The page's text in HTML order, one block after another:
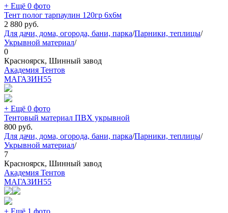
+ Ещё 0 фото
Тент полог тарпаулин 120гр 6х6м
2 880 руб.
Для дачи, дома, огорода, бани, парка/Парники, теплицы/
Укрывной материал/
0
Красноярск, Шинный завод
Академия Тентов
МАГАЗИН55
+ Ещё 0 фото
Тентовый материал ПВХ укрывной
800 руб.
Для дачи, дома, огорода, бани, парка/Парники, теплицы/
Укрывной материал/
7
Красноярск, Шинный завод
Академия Тентов
МАГАЗИН55
+ Ещё 1 фото